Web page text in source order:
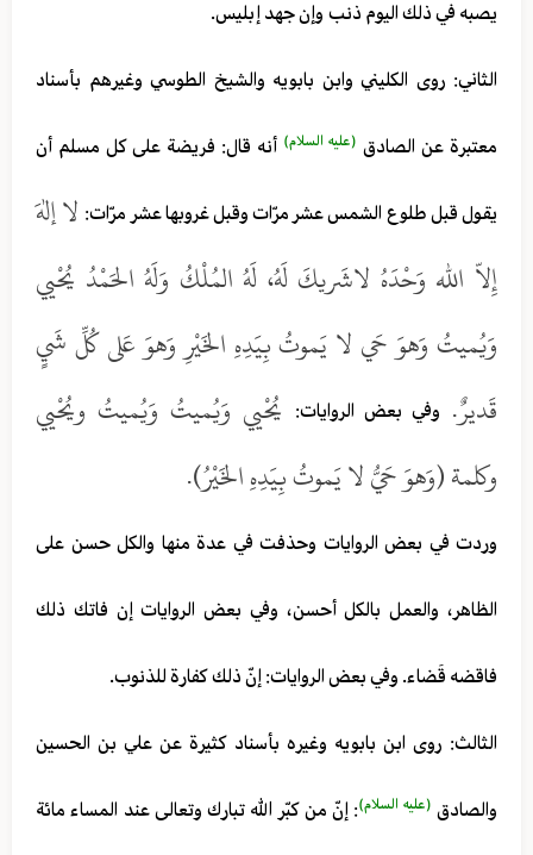
يصبه في ذلك اليوم ذنب وإن جهد إبليس.
الثاني: روى الكليني وابن بابويه والشيخ الطوسي وغيرهم بأسناد
معتبرة عن الصادق (عليه السلام) أنه قال: فريضة على كل مسلم أن
يقول قبل طلوع الشمس عشر مرّات وقبل غروبها عشر مرّات: لا إلهَ
إِلاّ الله وَحْدَهُ لاشَريكَ لَهُ، لَهُ المُلْكُ وَلَهُ الحَمْدُ يُحْيي
وَيُميتُ وَهوَ حَي لا يَموتُ بِيَدِهِ الخَيْرِ وَهوَ عَلى كُلِّ شَيٍ
قَديرٌ. وفي بعض الروايات:
يُحْيي وَيُميتُ وَيُميتُ ويُحْيي
وكلمة (وَهوَ حَيُّ لا يَموتُ بِيَدِهِ الخَيْرُ).
وردت في بعض الروايات وحذفت في عدة منها والكل حسن على
الظاهر، والعمل بالكل أحسن، وفي بعض الروايات إن فاتك ذلك
فاقضه قَضاء. وفي بعض الروايات: إنّ ذلك كفارة للذنوب.
الثالث: روى ابن بابويه وغيره بأسناد كثيرة عن علي بن الحسين
والصادق (عليه السلام): إنّ من كبّر الله تبارك وتعالى عند المساء مائة